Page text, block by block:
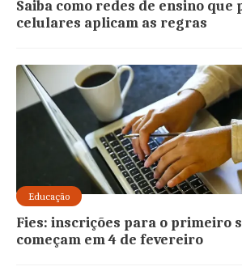
Saiba como redes de ensino que
celulares aplicam as regras
Educação
Fies: inscrições para o primeiro
começam em 4 de fevereiro